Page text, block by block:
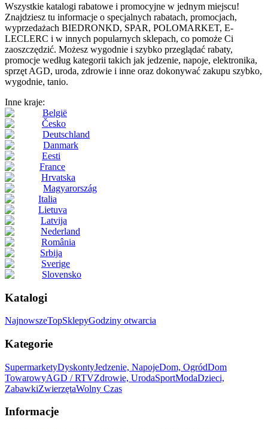
Wszystkie katalogi rabatowe i promocyjne w jednym miejscu!
Znajdziesz tu informacje o specjalnych rabatach, promocjach,
wyprzedażach BIEDRONKD, SPAR, POLOMARKET, E-
LECLERC i w innych popularnych sklepach, co pomoże Ci
zaoszczędzić. Możesz wygodnie i szybko przeglądać rabaty,
promocje według kategorii takich jak jedzenie, napoje, elektronika,
sprzęt AGD, uroda, zdrowie i inne oraz dokonywać zakupu szybko,
wygodnie, tanio.
Inne kraje:
België
Česko
Deutschland
Danmark
Eesti
France
Hrvatska
Magyarország
Italia
Lietuva
Latvija
Nederland
România
Srbija
Sverige
Slovensko
Katalogi
NajnowszeTopSklepyGodziny otwarcia
Kategorie
SupermarketyDyskontyJedzenie, NapojeDom, OgródDom
TowarowyAGD / RTVZdrowie, UrodaSportModaDzieci,
ZabawkiZwierzętaWolny Czas
Informacje